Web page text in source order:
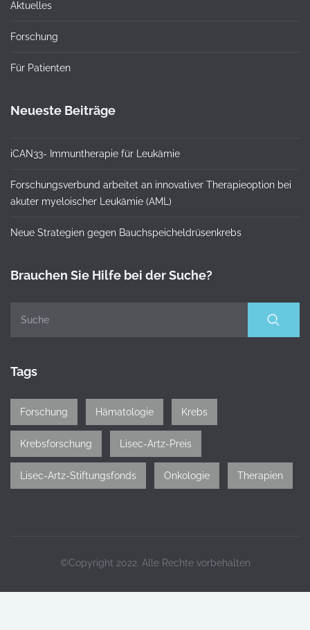
Aktuelles
Forschung
Für Patienten
Neueste Beiträge
iCAN33- Immuntherapie für Leukämie
Forschungsverbund arbeitet an innovativer Therapieoption bei
akuter myeloischer Leukämie (AML)
Neue Strategien gegen Bauchspeicheldrüsenkrebs
Brauchen Sie Hilfe bei der Suche?
Tags
Forschung Hämatologie Krebs
Krebsforschung Lisec-Artz-Preis
Lisec-Artz-Stiftungsfonds Onkologie Therapien
©Copyright 2022. Alle Rechte vorbehalten